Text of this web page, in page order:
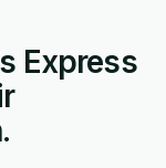
Express